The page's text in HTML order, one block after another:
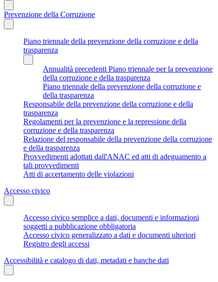
Prevenzione della Corruzione
Piano triennale della prevenzione della corruzione e della
trasparenza
Annualità precedenti Piano triennale per la prevenzione
della corruzione e della trasparenza
Piano triennale della prevenzione della corruzione e
della trasparenza
Responsabile della prevenzione della corruzione e della
trasparenza
Regolamenti per la prevenzione e la repressione della
corruzione e della trasparenza
Relazione del responsabile della prevenzione della corruzione
e della trasparenza
Provvedimenti adottati dall'ANAC ed atti di adeguamento a
tali provvedimenti
Atti di accertamento delle violazioni
Accesso civico
Accesso civico semplice a dati, documenti e informazioni
soggetti a pubblicazione obbligatoria
Accesso civico generalizzato a dati e documenti ulteriori
Registro degli accessi
Accessibilità e catalogo di dati, metadati e banche dati